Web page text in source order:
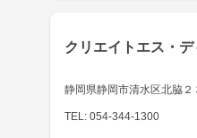
クリエイトエス・
静岡県静岡市清水区北脇２
TEL: 054-344-1300